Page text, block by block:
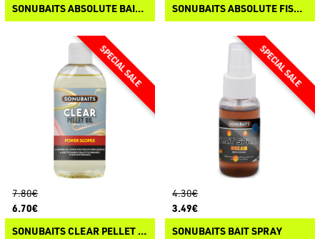
SONUBAITS ABSOLUTE BAIT SPRAY
SONUBAITS ABSOLUTE FISH SAUCE
7.80€
6.70€
SONUBAITS CLEAR PELLET OIL
4.30€
3.49€
SONUBAITS BAIT SPRAY